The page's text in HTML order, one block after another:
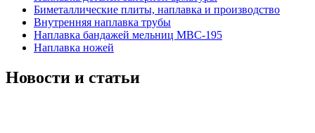
Биметаллические плиты, наплавка и производство
Внутренняя наплавка трубы
Наплавка бандажей мельниц МВС-195
Наплавка ножей
Новости и статьи